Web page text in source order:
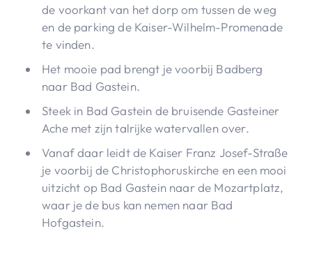
de voorkant van het dorp om tussen de weg
en de parking de Kaiser-Wilhelm-Promenade
te vinden.
Het mooie pad brengt je voorbij Badberg
naar Bad Gastein.
Steek in Bad Gastein de bruisende Gasteiner
Ache met zijn talrijke watervallen over.
Vanaf daar leidt de Kaiser Franz Josef-Straße
je voorbij de Christophoruskirche en een mooi
uitzicht op Bad Gastein naar de Mozartplatz,
waar je de bus kan nemen naar Bad
Hofgastein.